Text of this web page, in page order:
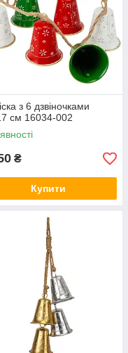
з 6 дзвіночками
см 16034-002
₴
Купити